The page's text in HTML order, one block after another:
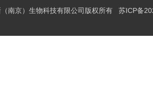
南京）生物科技有限公司版权所有 苏ICP备